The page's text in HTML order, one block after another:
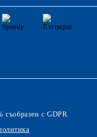
с GDPR.